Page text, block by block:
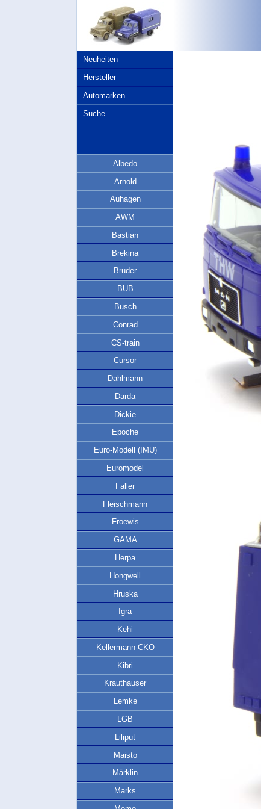
Neuheiten
Hersteller
Automarken
Suche
Albedo
Arnold
Auhagen
AWM
Bastian
Brekina
Bruder
BUB
Busch
Conrad
CS-train
Cursor
Dahlmann
Darda
Dickie
Epoche
Euro-Modell (IMU)
Euromodel
Faller
Fleischmann
Froewis
GAMA
Herpa
Hongwell
Hruska
Igra
Kehi
Kellermann CKO
Kibri
Krauthauser
Lemke
LGB
Liliput
Maisto
Märklin
Marks